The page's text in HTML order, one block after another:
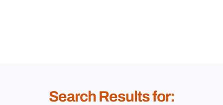
Search Results for: